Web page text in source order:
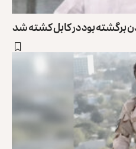
برگشته بود در کابل کشته شد